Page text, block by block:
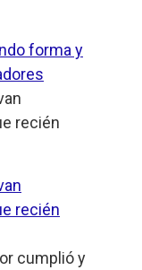
forma y
recién
recién
cumplió y